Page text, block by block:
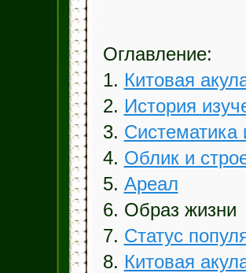
Оглавление:
1. Китовая
2. История
3. Систематика
4. Облик и
5. Ареал
6. Образ жизни
7. Статус
8. Китовая